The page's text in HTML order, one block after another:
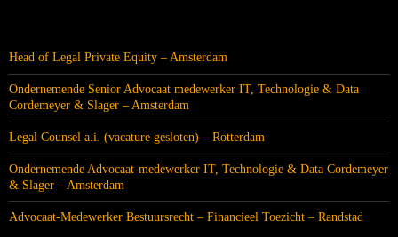
Head of Legal Private Equity – Amsterdam
Ondernemende Senior Advocaat medewerker IT, Technologie & Data
Cordemeyer & Slager – Amsterdam
Legal Counsel a.i. (vacature gesloten) – Rotterdam
Ondernemende Advocaat-medewerker IT, Technologie & Data Cordemeyer
& Slager – Amsterdam
Advocaat-Medewerker Bestuursrecht – Financieel Toezicht – Randstad